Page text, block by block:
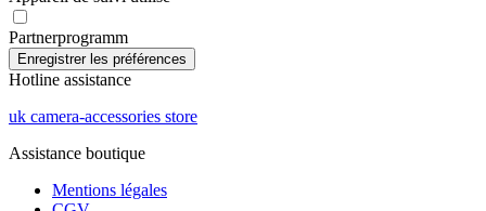
Partnerprogramm
Hotline assistance
uk camera-accessories store
Assistance boutique
Mentions légales